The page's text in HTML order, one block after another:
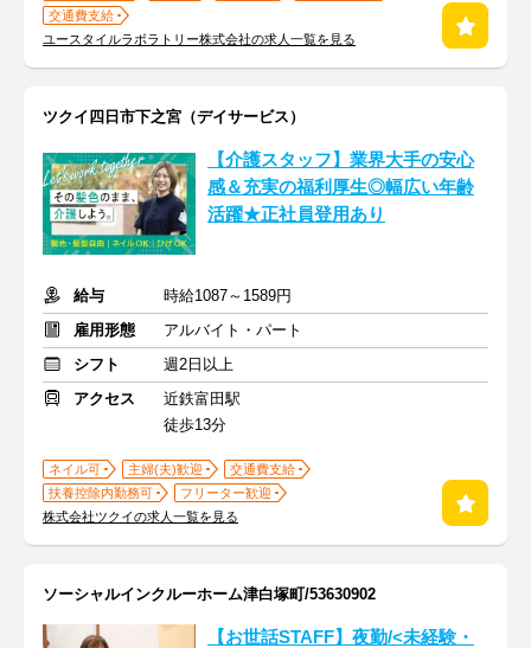
交通費支給
ユースタイルラボラトリー株式会社の求人一覧を見る
ツクイ四日市下之宮（デイサービス）
【介護スタッフ】業界大手の安心
感＆充実の福利厚生◎幅広い年齢
活躍★正社員登用あり
給与
時給1087～1589円
雇用形態
アルバイト・パート
シフト
週2日以上
アクセス
近鉄富田駅
徒歩13分
ネイル可 主婦(夫)歓迎
交通費支給
扶養控除内勤務可
フリーター歓迎
株式会社ツクイの求人一覧を見る
ソーシャルインクルーホーム津白塚町/53630902
【お世話STAFF】夜勤/<未経験・